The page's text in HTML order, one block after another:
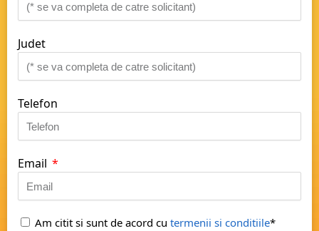
Judet
Telefon
Email
Am citit si sunt de acord cu termenii si conditiile*